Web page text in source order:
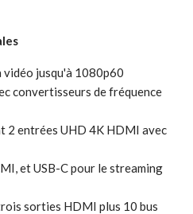
vidéo jusqu'à 1080p60
convertisseurs de fréquence
2 entrées UHD 4K HDMI avec
et USB-C pour le streaming
sorties HDMI plus 10 bus